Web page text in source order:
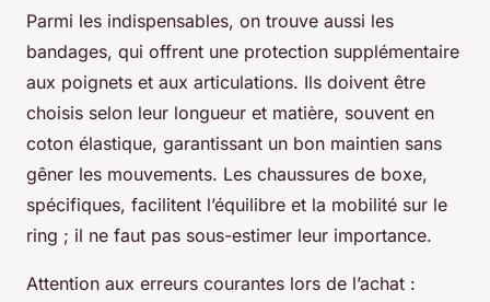
Parmi les indispensables, on trouve aussi les
bandages, qui offrent une protection supplémentaire
aux poignets et aux articulations. Ils doivent être
choisis selon leur longueur et matière, souvent en
coton élastique, garantissant un bon maintien sans
gêner les mouvements. Les chaussures de boxe,
spécifiques, facilitent l’équilibre et la mobilité sur le
ring ; il ne faut pas sous-estimer leur importance.
Attention aux erreurs courantes lors de l’achat :